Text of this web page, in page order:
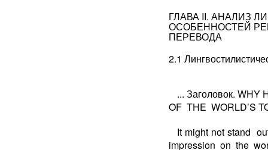
ГЛАВА II. АНАЛИЗ
ОСОБЕННОСТЕЙ
ПЕРЕВОДА
2.1
... Заголовок.
OF THE WORLD’S
It might not stand
impression on the